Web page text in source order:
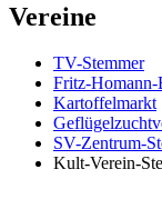
Vereine
TV-Stemmer
Fritz-Homann-
Kartoffelmarkt
SV-Zentrum-
Kult-Verein-